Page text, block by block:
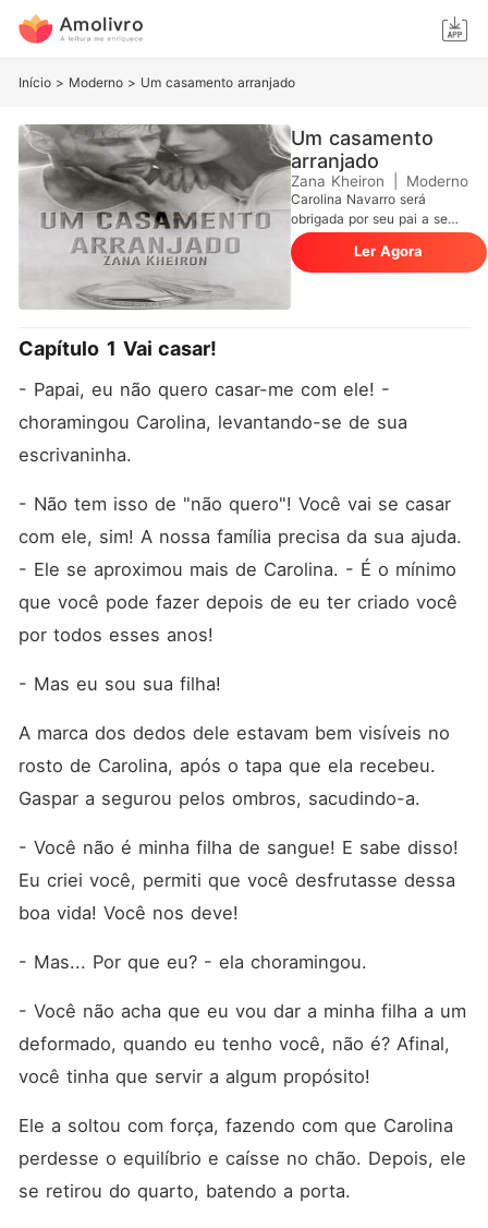
Início > Moderno > Um casamento arranjado
Um casamento
arranjado
Zana Kheiron Moderno
Carolina Navarro será
obrigada por seu pai a se
casar com um homem
desfigurado, a fim de salvar
a família da ruína. Máximo
relacionamento, tornando-o
amargurado. Mas ele precisa
de uma esposa e de um
pessoas funcionar? Será
apenas conveniência ou o
amor florescerá entre duas
Segunda parte (começa no
96 e termina no 129) :
Osvaldo; Terceira parte
166 (é dividido em duas
166 ao 271; a segunda do
272 ao 382). Sigam-me no
insta e vamos interagir!
Ler Agora
Capítulo 1 Vai casar!
- Papai, eu não quero casar-me com ele! -
choramingou Carolina, levantando-se de sua
escrivaninha.
- Não tem isso de "não quero"! Você vai se casar
com ele, sim! A nossa família precisa da sua ajuda.
- Ele se aproximou mais de Carolina. - É o mínimo
que você pode fazer depois de eu ter criado você
por todos esses anos!
- Mas eu sou sua filha!
A marca dos dedos dele estavam bem visíveis no
rosto de Carolina, após o tapa que ela recebeu.
Gaspar a segurou pelos ombros, sacudindo-a.
- Você não é minha filha de sangue! E sabe disso!
Eu criei você, permiti que você desfrutasse dessa
boa vida! Você nos deve!
- Mas... Por que eu? - ela choramingou.
- Você não acha que eu vou dar a minha filha a um
deformado, quando eu tenho você, não é? Afinal,
você tinha que servir a algum propósito!
Ele a soltou com força, fazendo com que Carolina
perdesse o equilíbrio e caísse no chão. Depois, ele
se retirou do quarto, batendo a porta.